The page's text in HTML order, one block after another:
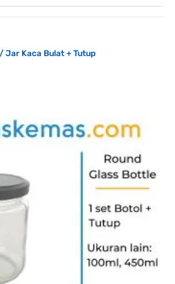
Jar Kaca Bulat + Tutup